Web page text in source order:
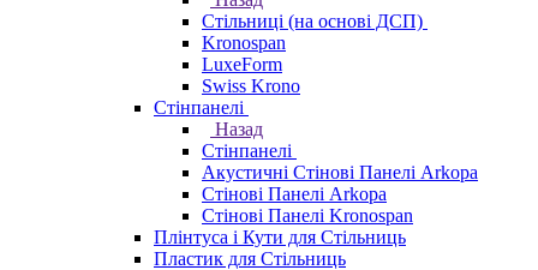
Стільниці (на основі ДСП)
Kronospan
LuxeForm
Swiss Krono
Стінпанелі
Назад
Стінпанелі
Акустичні Стінові Панелі Аrkopa
Стінові Панелі Arkopa
Стінові Панелі Kronospan
Плінтуса і Кути для Стільниць
Пластик для Стільниць